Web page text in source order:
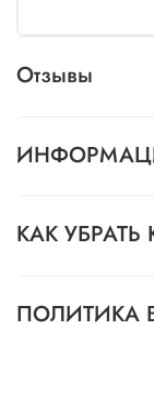
Отзывы
КАК
ПОЛИТИКА